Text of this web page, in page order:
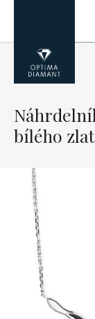
obsah
bílého